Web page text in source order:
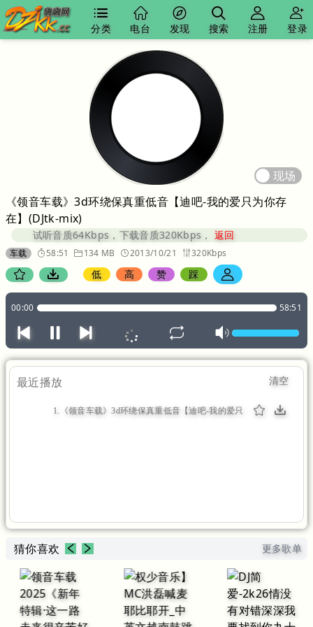
分类 电台 发现 搜索 注册 登录
现场
《领音车载》3d环绕保真重低音【迪吧-我的爱只为你存
在】(DJtk-mix)
试听音质64Kbps，下载音质320Kbps，返回
车载 58:51 134 MB 2013/10/21 320Kbps
低 高 赞 踩
00:00 58:51
最近播放 清空
1.《领音车载》3d环绕保真重低音【迪吧-我的爱只
猜你喜欢 更多歌单